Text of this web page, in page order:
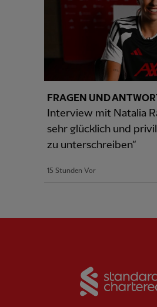
FRAGEN UND
Interview mit Natalia
sehr glücklich und
zu unterschreiben“
15 Stunden Vor